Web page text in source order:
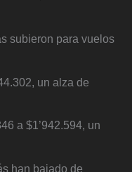
subieron para vuelos
un alza de
a $1’942.594, un
han bajado de